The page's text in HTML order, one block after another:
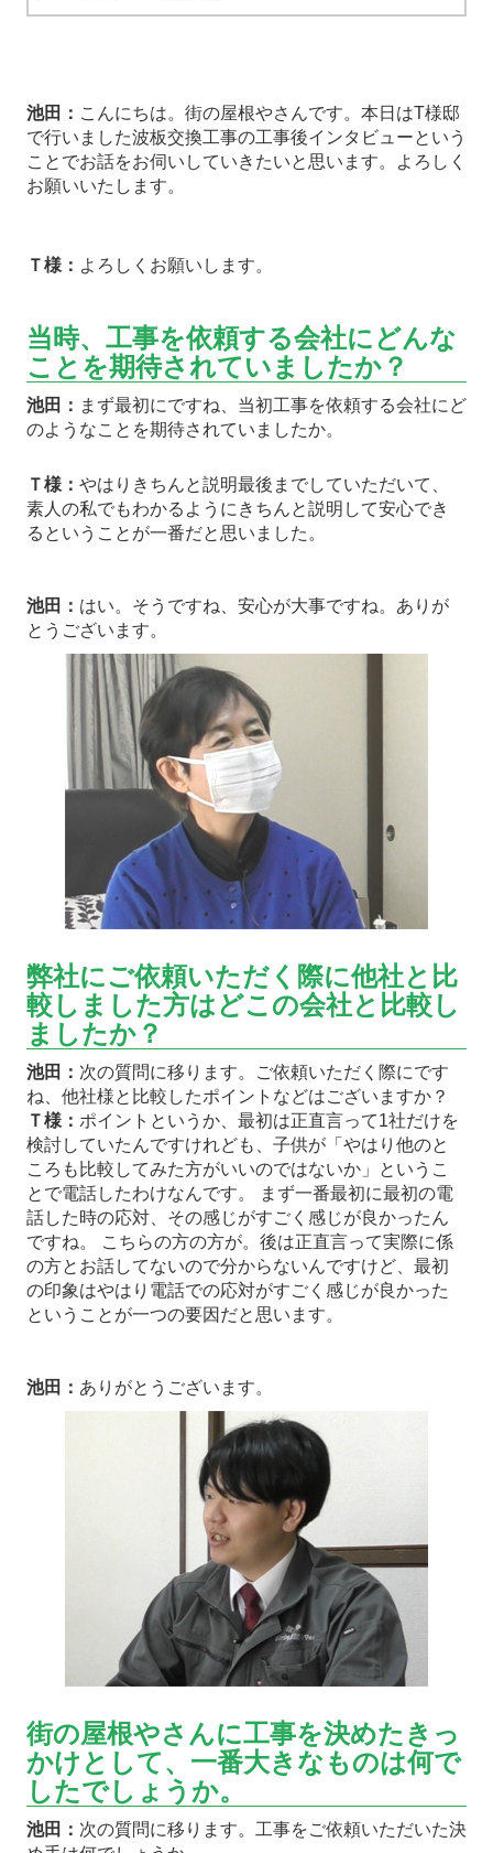
池田： こんにちは。街の屋根やさんです。本日はT様邸
で行いました波板交換工事の工事後インタビューという
ことでお話をお伺いしていきたいと思います。よろしく
お願いいたします。
Ｔ様： よろしくお願いします。
当時、工事を依頼する会社にどんな
ことを期待されていましたか？
池田： まず最初にですね、当初工事を依頼する会社にど
のようなことを期待されていましたか。
Ｔ様： やはりきちんと説明最後までしていただいて、
素人の私でもわかるようにきちんと説明して安心でき
るということが一番だと思いました。
池田： はい。そうですね、安心が大事ですね。ありが
とうございます。
弊社にご依頼いただく際に他社と比
較しました方はどこの会社と比較し
ましたか？
池田： 次の質問に移ります。ご依頼いただく際にです
ね、他社様と比較したポイントなどはございますか？
Ｔ様： ポイントというか、最初は正直言って1社だけを
検討していたんですけれども、子供が「やはり他のと
ころも比較してみた方がいいのではないか」というこ
とで電話したわけなんです。 まず一番最初に最初の電
話した時の応対、その感じがすごく感じが良かったん
ですね。 こちらの方の方が。後は正直言って実際に係
の方とお話してないので分からないんですけど、最初
の印象はやはり電話での応対がすごく感じが良かった
ということが一つの要因だと思います。
池田： ありがとうございます。
街の屋根やさんに工事を決めたきっ
かけとして、一番大きなものは何で
したでしょうか。
池田： 次の質問に移ります。工事をご依頼いただいた決